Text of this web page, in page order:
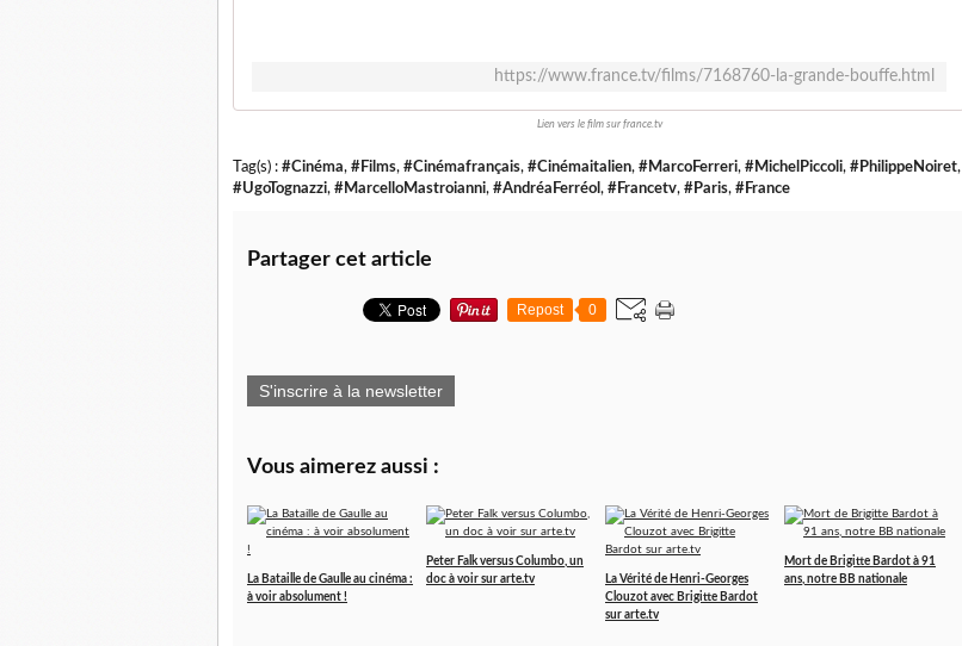
https://www.france.tv/films/7168760-la-grande-bouffe.html
Lien vers le film sur france.tv
Tag(s) : #Cinéma, #Films, #Cinémafrançais, #Cinémaitalien, #MarcoFerreri, #MichelPiccoli, #PhilippeNoiret,
#UgoTognazzi, #MarcelloMastroianni, #AndréaFerréol , #Francetv, #Paris, #France
Partager cet article
Repost 0
S'inscrire à la newsletter
Vous aimerez aussi :
La Bataille de Gaulle au cinéma :
à voir absolument !
Peter Falk versus Columbo, un
doc à voir sur arte.tv
La Vérité de Henri-Georges
Clouzot avec Brigitte Bardot
sur arte.tv
Mort de Brigitte Bardot à 91
ans, notre BB nationale